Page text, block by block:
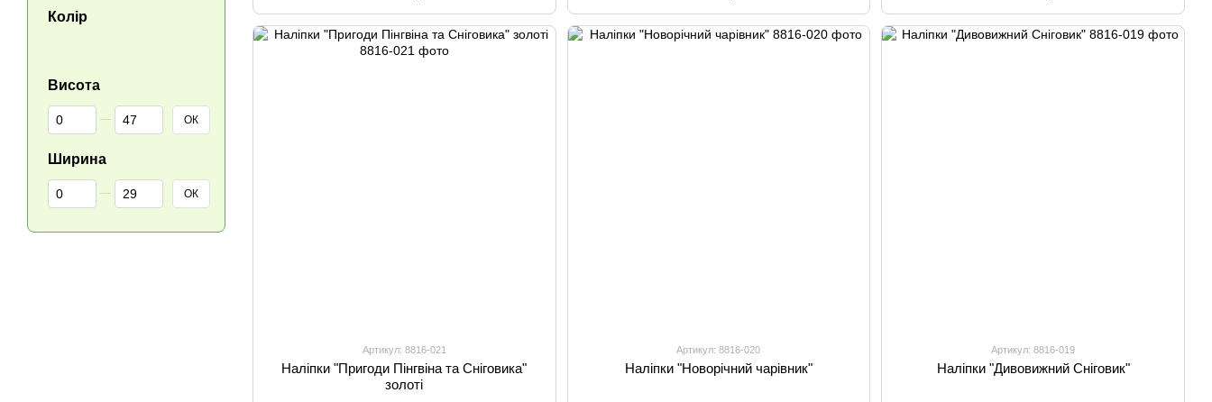
Артикул: 8816-021
Наліпки "Пригоди Пінгвіна та Сніговика"
золоті
Артикул: 8816-020
Наліпки "Новорічний чарівник"
Артикул: 8816-019
Наліпки "Дивовижний Сніговик"
Колір
Висота
Від Висота
До Висота ОК
Ширина
Від Ширина
До Ширина ОК